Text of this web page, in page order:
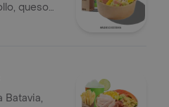
queso
batavia y
Batavia,